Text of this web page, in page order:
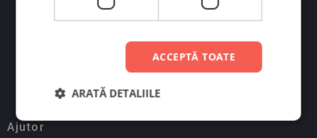
rapid! Program: L-V 09:00-19:00
Scrie-ne pe Messenger
Ajutor
ACCEPTĂ TOATE
ARATĂ DETALIILE